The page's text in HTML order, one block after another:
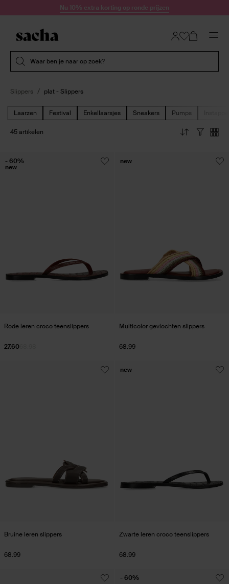
Doorgaan naar artikelNu 10% extra korting op ronde prijzen
Waar ben je naar op zoek?
Slippers plat - Slippers
Laarzen Festival Enkellaarsjes Sneakers Pumps
45 artikelen
Rode leren croco teenslippers
27.60
- 60%
new
Multicolor gevlochten slippers
68.99
new
Bruine leren slippers
68.99
Zwarte leren croco teenslippers
68.99
new
- 60%